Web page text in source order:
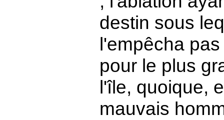
destin sous
l'empêcha
pour le plus
l'île, quoique,
mauvais